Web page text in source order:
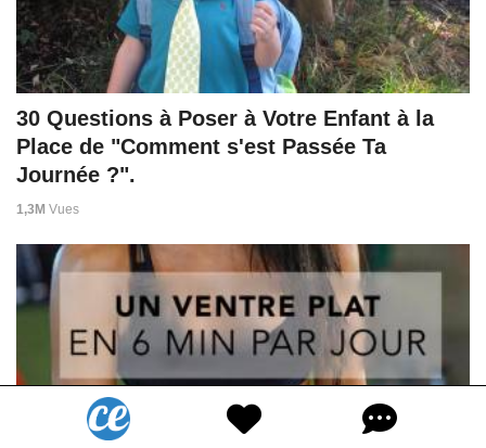
30 Questions à Poser à Votre Enfant à la
Place de "Comment s'est Passée Ta
Journée ?".
1,3M Vues